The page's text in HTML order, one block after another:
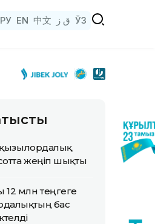
РУ EN 中文 ق ز ЎЗ
қызылордалық
жеңіп шықты
млн теңгеге
бас